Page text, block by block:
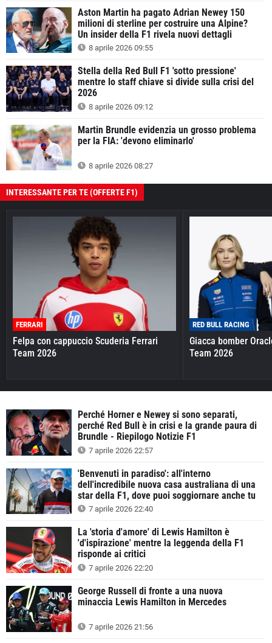
Aston Martin ha pagato Adrian Newey 150
milioni di sterline per costruire una Alpine?
Un insider della F1 rivela nuovi dettagli
8 aprile 2026 09:55
Stella della Red Bull F1 'sotto pressione'
mentre lo staff chiave si divide sulla crisi del
2026
8 aprile 2026 09:12
Martin Brundle evidenzia un grosso problema
per la FIA: 'devono eliminarlo'
8 aprile 2026 08:27
INTERESSANTE PER TE (OFFERTE F1)
FERRARI
Felpa con cappuccio Scuderia Ferrari
Team 2026
RED BULL RACING
Giacca bomber
Team 2026
Perché Horner e Newey si sono separati,
perché Red Bull è in crisi e la grande paura di
Brundle - Riepilogo Notizie F1
7 aprile 2026 22:57
'Benvenuti in paradiso': all'interno
dell'incredibile nuova casa australiana di una
star della F1, dove puoi soggiornare anche tu
7 aprile 2026 22:40
La 'storia d'amore' di Lewis Hamilton è
'd'ispirazione' mentre la leggenda della F1
risponde ai critici
7 aprile 2026 22:20
George Russell di fronte a una nuova
minaccia Lewis Hamilton in Mercedes
7 aprile 2026 21:56